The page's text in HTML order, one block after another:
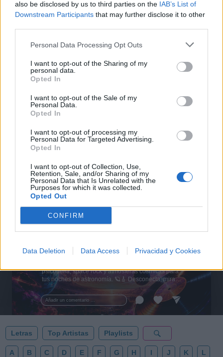
also be disclosed by us to third parties on the IAB’s List of
Downstream Participants that may further disclose it to other
Personal Data Processing Opt Outs
I want to opt-out of the Sharing of my
personal data.
Opted In
I want to opt-out of the Sale of my
Personal Data.
Opted In
I want to opt-out of processing my
Personal Data for Targeted Advertising.
Opted In
I want to opt-out of Collection, Use,
Retention, Sale, and/or Sharing of my
Personal Data that Is Unrelated with the
Purposes for which it was collected.
Opted Out
CONFIRM
Data Deletion Data Access Privacidad y Cookies
Añadir un comentario ...
🪐🚀 Canciones para Ver las Estrellas:
Psicodelia y Space Rock 🎸✨
psicodelia, space rock y atmósferas cósmicas para
tus noches de astronomía. 🪐🎸 Desconecta, mira
al firmamento y siente la gravedad cero. 💾 ¡Guarda
esta colección para tu próxima noche estrellada!
✨⭐
Letras Top Artistas Playlists
A B C D E F G H I J K L